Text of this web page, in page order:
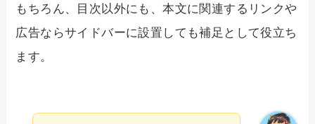
もちろん、目次以外にも、本文に関連するリンクや
広告ならサイドバーに設置しても補足として役立ち
ます。